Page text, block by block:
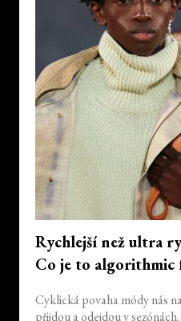
Rychlejší než ultra
Co je to algorithmic
Cyklická povaha módy nás
přijdou a odejdou v